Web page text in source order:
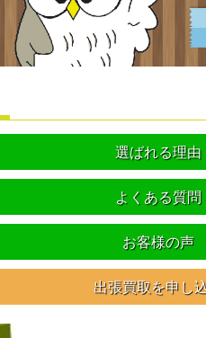
選ばれる理由
よくある質問
お客様の声
出張買取を申し